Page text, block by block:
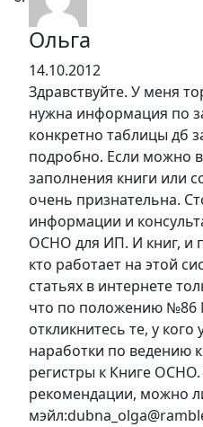
Ольга
14.10.2012
Здравствуйте. У меня
нужна информация по
конкретно таблицы дб
подробно. Если можно
заполнения книги или
очень признательна.
информации и
ОСНО для ИП. И книг, и
кто работает на этой
статьях в интернете
что по положению №86
откликнитесь те, у
наработки по ведению
регистры к Книге
рекомендации, можно